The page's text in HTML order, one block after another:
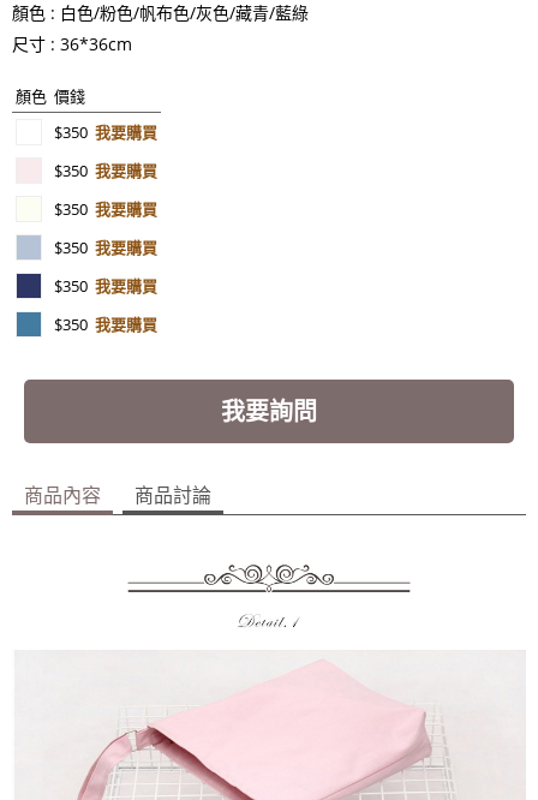
顏色 : 白色/粉色/帆布色/灰色/藏青/藍綠
尺寸 : 36*36cm
顏色 價錢
$350 我要購買
$350 我要購買
$350 我要購買
$350 我要購買
$350 我要購買
$350 我要購買
我要詢問
商品內容 商品討論